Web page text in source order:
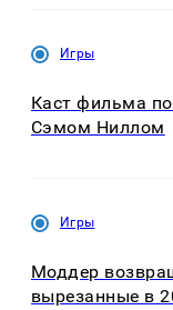
Игры
Каст фильма
Сэмом Ниллом
Игры
Моддер
вырезанные в